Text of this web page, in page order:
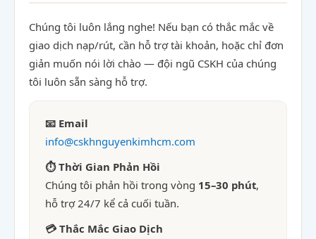
Chúng tôi luôn lắng nghe! Nếu bạn có thắc mắc về
giao dịch nạp/rút, cần hỗ trợ tài khoản, hoặc chỉ đơn
giản muốn nói lời chào — đội ngũ CSKH của chúng
tôi luôn sẵn sàng hỗ trợ.
📧 Email
info@cskhnguyenkimhcm.com
⏱ Thời Gian Phản Hồi
Chúng tôi phản hồi trong vòng 15–30 phút,
hỗ trợ 24/7 kể cả cuối tuần.
💳 Thắc Mắc Giao Dịch